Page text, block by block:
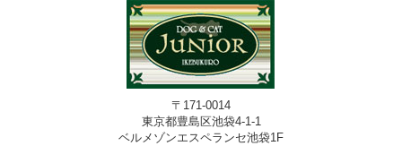
〒171-0014
東京都豊島区池袋4-1-1
ベルメゾンエスペランセ池袋1F